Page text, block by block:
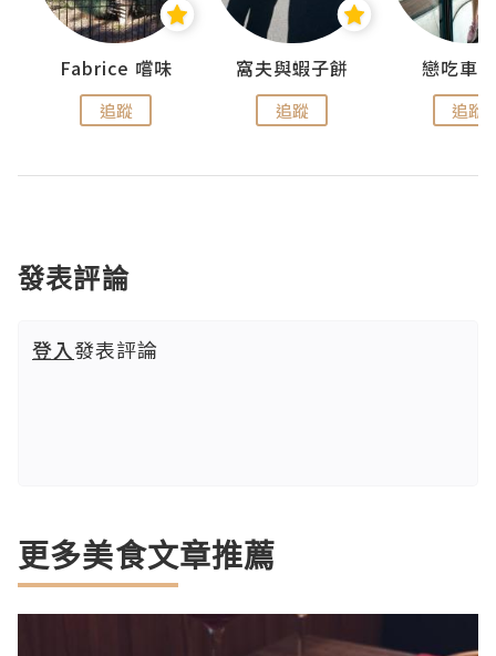
Fabrice 嚐味
追蹤
窩夫與蝦子餅
追蹤
戀吃車
追蹤
發表評論
登入發表評論
更多美食文章推薦